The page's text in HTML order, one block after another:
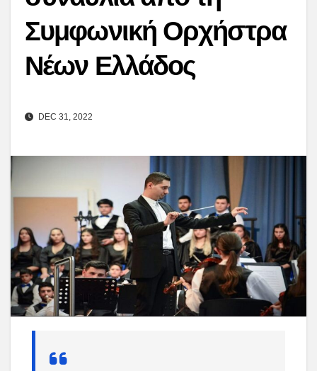
Συμφωνική Ορχήστρα
Νέων Ελλάδος
DEC 31, 2022